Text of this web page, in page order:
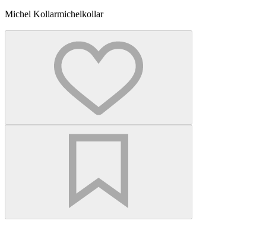
Michel Kollarmichelkollar